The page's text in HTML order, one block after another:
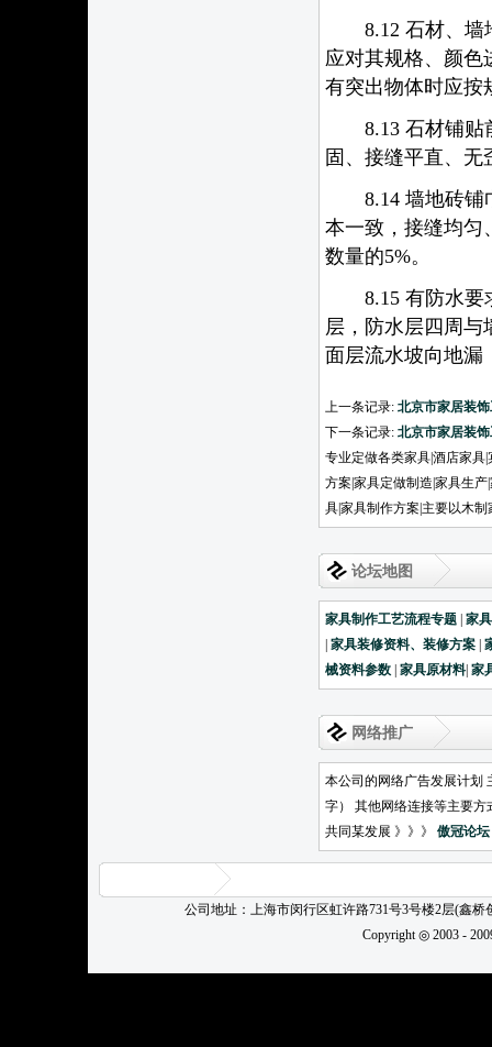
8.12 石材、墙地
应对其规格、颜色
有突出物体时应按
8.13 石材铺贴前
固、接缝平直、
8.14 墙地砖铺巾
本一致，接缝均匀
数量的5%。
8.15 有防水要
层，防水层四周与
面层流水坡向地漏
上一条记录: 北京市家居装
下一条记录: 北京市家居装
专业定做各类家具|酒店家具
方案|家具定做制造|家具生
具|家具制作方案|主要以木
论坛地图
家具制作工艺流程专题 家
家具装修资料、装修方案
械资料参数 家具原材料 家
网络推广
本公司的网络广告发展计划
字） 其他网络连接等主要
共同某发展 》》》 傲冠论坛
公司地址：上海市闵行区虹许路731号3号楼2层(鑫
Copyright ◎ 2003 -